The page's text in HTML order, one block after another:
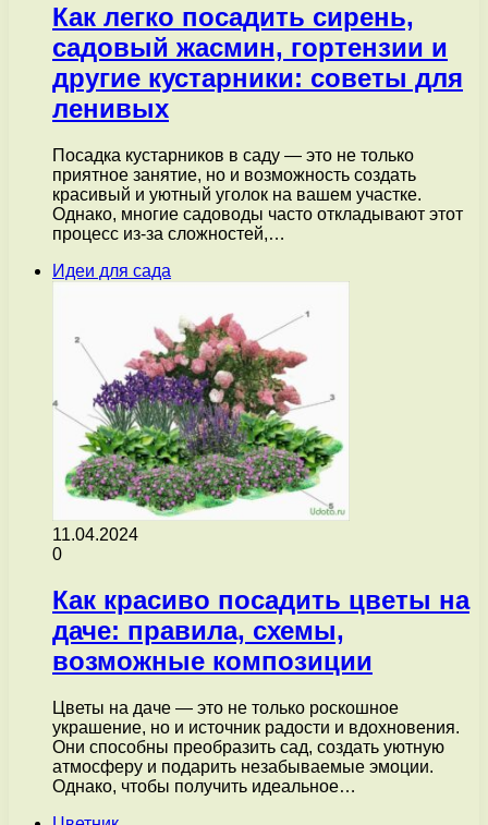
Как легко посадить сирень,
садовый жасмин, гортензии и
другие кустарники: советы для
ленивых
Посадка кустарников в саду — это не только
приятное занятие, но и возможность создать
красивый и уютный уголок на вашем участке.
Однако, многие садоводы часто откладывают этот
процесс из-за сложностей,…
Идеи для сада
11.04.2024
0
Как красиво посадить цветы на
даче: правила, схемы,
возможные композиции
Цветы на даче — это не только роскошное
украшение, но и источник радости и вдохновения.
Они способны преобразить сад, создать уютную
атмосферу и подарить незабываемые эмоции.
Однако, чтобы получить идеальное…